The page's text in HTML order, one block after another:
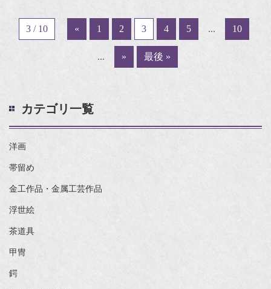
3 / 10 « 1 2 3 4 5 ... 10
... » 最後 »
カテゴリ一覧
洋画
帯留め
金工作品・金属工芸作品
浮世絵
茶道具
甲冑
鍔